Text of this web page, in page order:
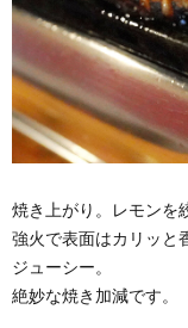
焼き上がり。レモンを
強火で表面はカリッと
ジューシー。
絶妙な焼き加減です。